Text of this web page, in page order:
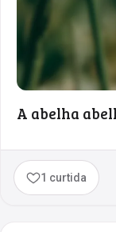
A abelha
1 curtida